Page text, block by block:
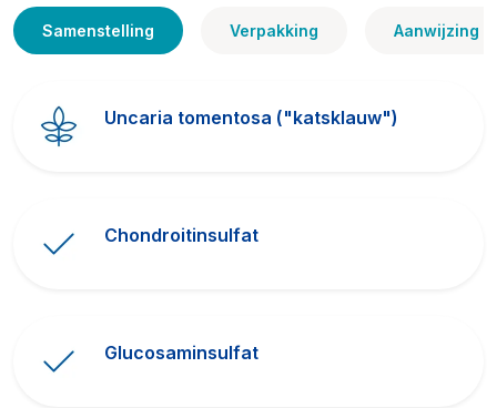
Samenstelling Verpakking Aanwijzing
Uncaria tomentosa ("katsklauw")
Chondroitinsulfat
Glucosaminsulfat